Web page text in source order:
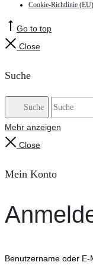
Cookie-Richtlinie (EU)
Go to top
Close
Suche
Suche
Mehr anzeigen
Close
Mein Konto
Benutzername oder E-